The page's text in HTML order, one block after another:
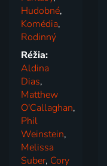
Hudobné,
Komédia,
Rodinný
Réžia:
Aldina
Dias,
Matthew
O'Callaghan,
Phil
Weinstein,
Melissa
Suber, Cory